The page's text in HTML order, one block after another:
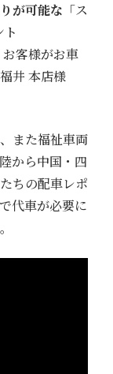
が可能な 「ス
客様がお車
井 本店様
また福祉車両
から中国・四
ちの配車レポ
代車が必要に